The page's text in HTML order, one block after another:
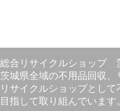
総合リサイクルショップ
茨城県全域の不用品回収
リサイクルショップとし
目指して取り組んでいます